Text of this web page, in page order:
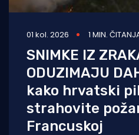
01 kol. 2026 1 MIN.
SNIMKE IZ
ODUZIMAJU
kako hrvatski
strahovite
Francuskoj